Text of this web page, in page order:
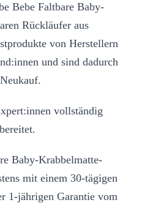
Bebe Faltbare Baby-
Rückläufer aus
von Herstellern
und sind dadurch
vollständig
Baby-Krabbelmatte-
mit einem 30-tägigen
1-jährigen Garantie vom